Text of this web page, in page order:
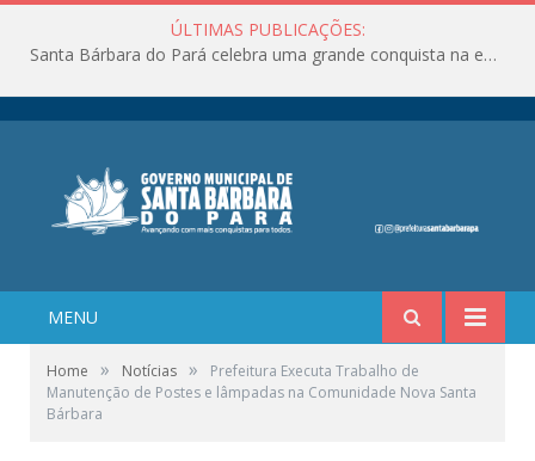
ÚLTIMAS PUBLICAÇÕES:
Santa Bárbara do Pará celebra uma grande conquista na educação!
MENU
Home » Notícias »
Prefeitura Executa Trabalho de
Manutenção de Postes e lâmpadas na Comunidade Nova Santa
Bárbara